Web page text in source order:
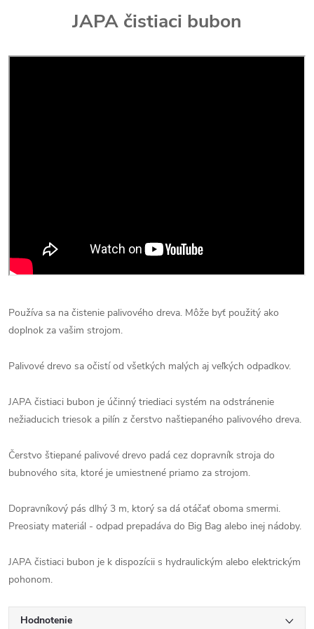
JAPA čistiaci bubon
Používa sa na čistenie palivového dreva. Môže byť použitý ako
doplnok za vašim strojom.
Palivové drevo sa očistí od všetkých malých aj veľkých odpadkov.
JAPA čistiaci bubon je účinný triediaci systém na odstránenie
nežiaducich triesok a pilín z čerstvo naštiepaného palivového dreva.
Čerstvo štiepané palivové drevo padá cez dopravník stroja do
bubnového sita, ktoré je umiestnené priamo za strojom.
Dopravníkový pás dlhý 3 m, ktorý sa dá otáčať oboma smermi.
Preosiaty materiál - odpad prepadáva do Big Bag alebo inej nádoby.
JAPA čistiaci bubon je k dispozícii s hydraulickým alebo elektrickým
pohonom.
Hodnotenie